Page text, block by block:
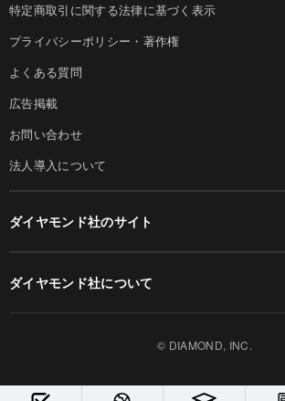
特定商取引に関する法律に基づく表示
プライバシーポリシー・著作権
よくある質問
広告掲載
お問い合わせ
法人導入について
ダイヤモンド社のサイト
書籍オンライン
ダイヤモンド社について
採用情報
© DIAMOND, INC.